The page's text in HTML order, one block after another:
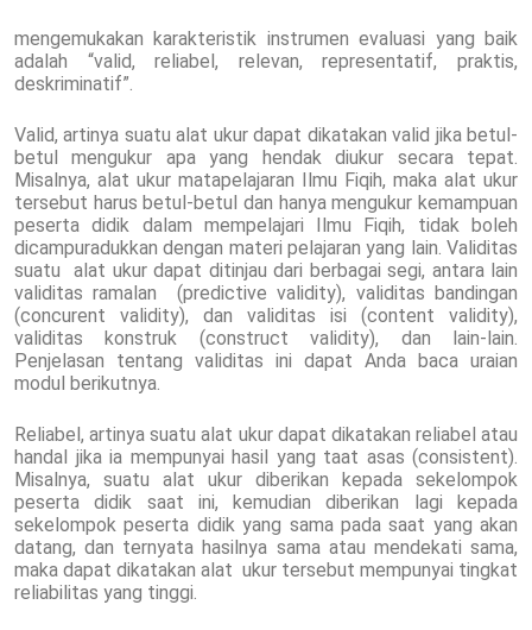
mengemukakan karakteristik instrumen evaluasi yang baik
adalah “valid, reliabel, relevan, representatif, praktis,
deskriminatif”.
Valid, artinya suatu alat ukur dapat dikatakan valid jika betul-
betul mengukur apa yang hendak diukur secara tepat.
Misalnya, alat ukur matapelajaran Ilmu Fiqih, maka alat ukur
tersebut harus betul-betul dan hanya mengukur kemampuan
peserta didik dalam mempelajari Ilmu Fiqih, tidak boleh
dicampuradukkan dengan materi pelajaran yang lain. Validitas
suatu alat ukur dapat ditinjau dari berbagai segi, antara lain
validitas ramalan (predictive validity), validitas bandingan
(concurent validity), dan validitas isi (content validity),
validitas konstruk (construct validity), dan lain-lain.
Penjelasan tentang validitas ini dapat Anda baca uraian
modul berikutnya.
Reliabel, artinya suatu alat ukur dapat dikatakan reliabel atau
handal jika ia mempunyai hasil yang taat asas (consistent).
Misalnya, suatu alat ukur diberikan kepada sekelompok
peserta didik saat ini, kemudian diberikan lagi kepada
sekelompok peserta didik yang sama pada saat yang akan
datang, dan ternyata hasilnya sama atau mendekati sama,
maka dapat dikatakan alat ukur tersebut mempunyai tingkat
reliabilitas yang tinggi.